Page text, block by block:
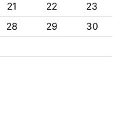
21 22
23
28 29
30